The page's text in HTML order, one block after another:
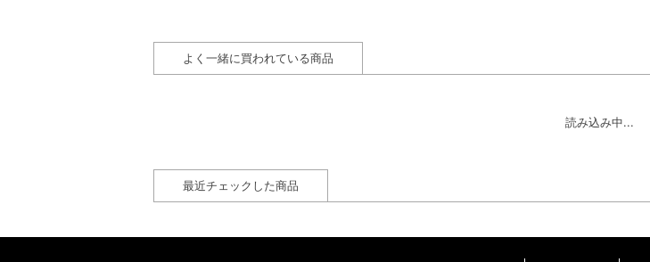
よく一緒に買われている商品
読み込み中...
最近チェックした商品